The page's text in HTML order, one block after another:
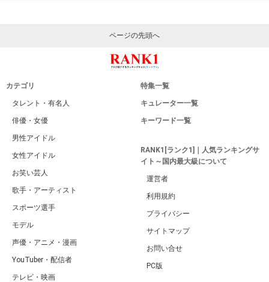
ページの先頭へ
カテゴリ
タレント・有名人
俳優・女優
男性アイドル
女性アイドル
お笑い芸人
歌手・アーティスト
スポーツ選手
モデル
声優・アニメ・漫画
YouTuber・配信者
テレビ・映画
特集一覧
キュレーター一覧
キーワード一覧
RANK1[ランク1]｜人気ランキングサ
イト～国内最大級について
運営者
利用規約
プライバシー
サイトマップ
お問い合せ
PC版